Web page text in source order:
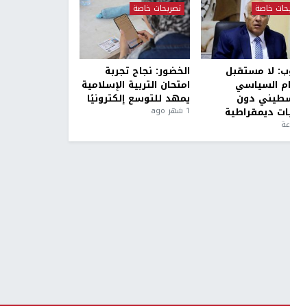
خاصة
لا مستقبل
السياسي
دون
ديمقراطية
تصريحات خاصة
الخضور: نجاح تجربة
امتحان التربية الإسلامية
يمهد للتوسع إلكترونيًا
1 شهر ago